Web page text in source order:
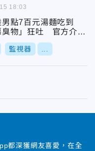
點7百元湯麵吃到
臭物」狂吐 官方介入
監視器
18:03
都深獲網友喜愛，在全